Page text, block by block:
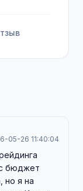
05-26 11:40:04
бюджет
но я на